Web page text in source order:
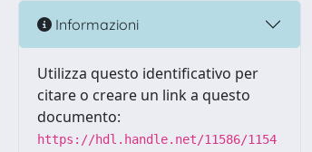
Informazioni
Utilizza questo identificativo per
citare o creare un link a questo
documento:
https://hdl.handle.net/11586/1154